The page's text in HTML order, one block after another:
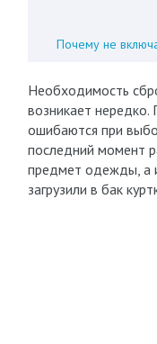
Почему не
Необходимость
возникает нередко.
ошибаются при
последний момент
предмет одежды, а
загрузили в бак